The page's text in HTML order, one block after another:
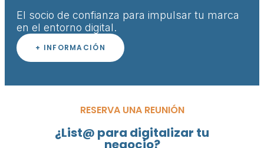
El socio de confianza para impulsar tu marca
en el entorno digital.
+ INFORMACIÓN
RESERVA UNA REUNIÓN
¿List@ para digitalizar tu